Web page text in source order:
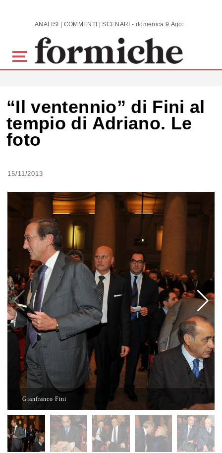
Skip to main content ANALISI | COMMENTI | SCENARI - domenica 9 Agosto 2026
“Il ventennio” di Fini al
tempio di Adriano. Le
foto
15/11/2013
Gianfranco Fini